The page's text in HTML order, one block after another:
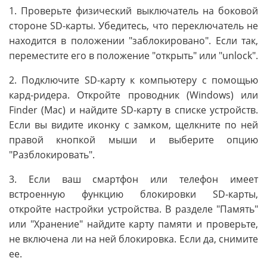
1. Проверьте физический выключатель на боковой
стороне SD-карты. Убедитесь, что переключатель не
находится в положении "заблокировано". Если так,
переместите его в положение "открыть" или "unlock".
2. Подключите SD-карту к компьютеру с помощью
кард-ридера. Откройте проводник (Windows) или
Finder (Mac) и найдите SD-карту в списке устройств.
Если вы видите иконку с замком, щелкните по ней
правой кнопкой мыши и выберите опцию
"Разблокировать".
3. Если ваш смартфон или телефон имеет
встроенную функцию блокировки SD-карты,
откройте настройки устройства. В разделе "Память"
или "Хранение" найдите карту памяти и проверьте,
не включена ли на ней блокировка. Если да, снимите
ее.